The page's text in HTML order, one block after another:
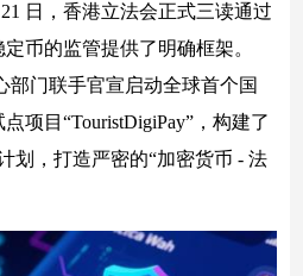
日，香港立法会正式三读通过
币的监管提供了明确框架。
部门联手官宣启动全球首个国
项目“TouristDigiPay”，构建了
划，打造严密的“加密货币 - 法